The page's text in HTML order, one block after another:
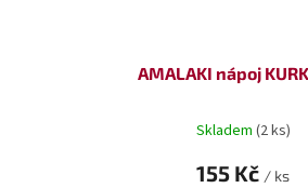
AMALAKI nápoj
Skladem (2 ks)
155 Kč / ks